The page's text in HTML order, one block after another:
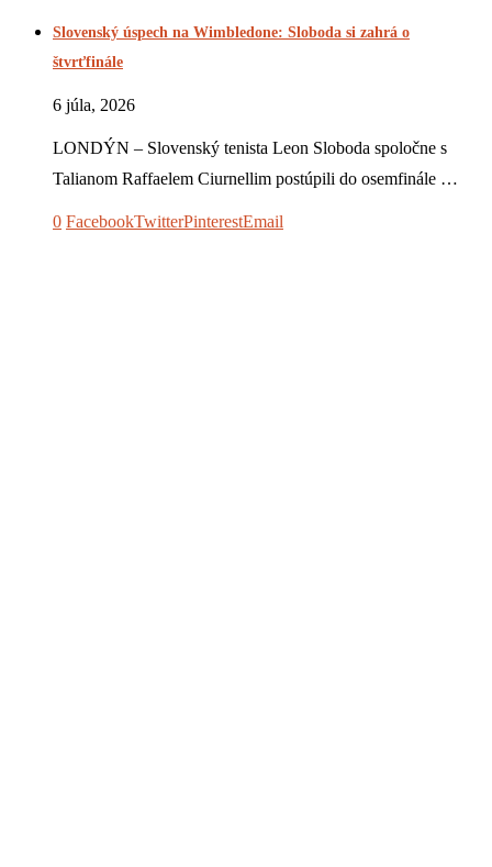
Slovenský úspech na Wimbledone: Sloboda si zahrá o
štvrťfinále
6 júla, 2026
LONDÝN – Slovenský tenista Leon Sloboda spoločne s
Talianom Raffaelem Ciurnellim postúpili do osemfinále …
0 FacebookTwitterPinterestEmail